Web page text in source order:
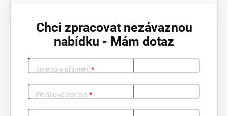
Chci zpracovat nezávaznou
nabídku - Mám dotaz
Jméno a příjmení*
Emailové adresa *